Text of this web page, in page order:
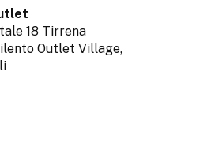
18 Tirrena
Outlet Village,